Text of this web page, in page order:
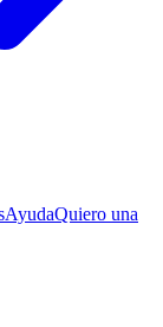
AyudaQuiero una